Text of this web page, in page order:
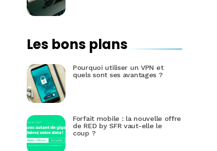
Les bons plans
Pourquoi utiliser un VPN et
quels sont ses avantages ?
Forfait mobile : la nouvelle offre
de RED by SFR vaut-elle le
coup ?